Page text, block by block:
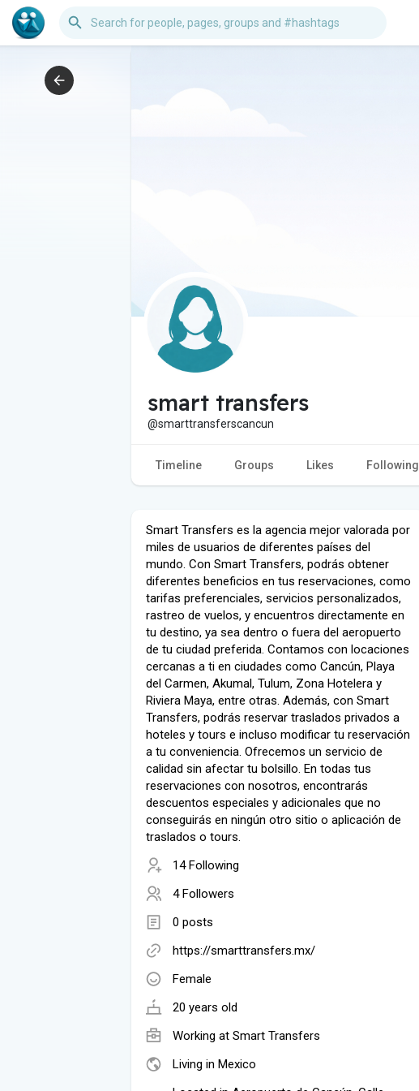
smart transfers
@smarttransferscancun
Timeline Groups Likes Following
Smart Transfers es la agencia mejor valorada por
miles de usuarios de diferentes países del
mundo. Con Smart Transfers, podrás obtener
diferentes beneficios en tus reservaciones, como
tarifas preferenciales, servicios personalizados,
rastreo de vuelos, y encuentros directamente en
tu destino, ya sea dentro o fuera del aeropuerto
de tu ciudad preferida. Contamos con locaciones
cercanas a ti en ciudades como Cancún, Playa
del Carmen, Akumal, Tulum, Zona Hotelera y
Riviera Maya, entre otras. Además, con Smart
Transfers, podrás reservar traslados privados a
hoteles y tours e incluso modificar tu reservación
a tu conveniencia. Ofrecemos un servicio de
calidad sin afectar tu bolsillo. En todas tus
reservaciones con nosotros, encontrarás
descuentos especiales y adicionales que no
conseguirás en ningún otro sitio o aplicación de
traslados o tours.
14 Following
4 Followers
0 posts
https://smarttransfers.mx/
Female
20 years old
Working at Smart Transfers
Living in Mexico